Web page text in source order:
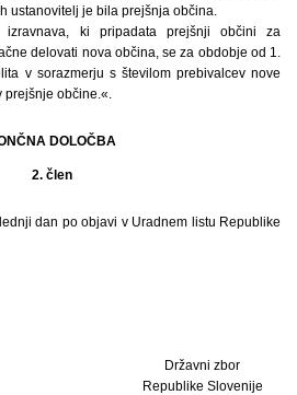
ustanovitelj je bila prejšnja občina.
ki pripadata prejšnji občini za
delovati nova občina, se za obdobje od 1.
v sorazmerju s številom prebivalcev nove
občine.«.
DOLOČBA
2. člen
dan po objavi v Uradnem listu Republike
Državni zbor
Republike Slovenije